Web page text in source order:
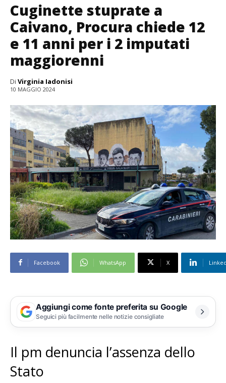
Cuginette stuprate a
Caivano, Procura chiede 12
e 11 anni per i 2 imputati
maggiorenni
Di Virginia Iadonisi
10 MAGGIO 2024
Facebook WhatsApp X
Aggiungi come fonte preferita su Google
Seguici più facilmente nelle notizie consigliate
Il pm denuncia l’assenza dello
Stato